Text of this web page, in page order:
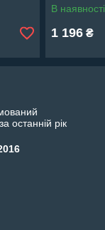
В наявності
1 196 ₴
останній рік